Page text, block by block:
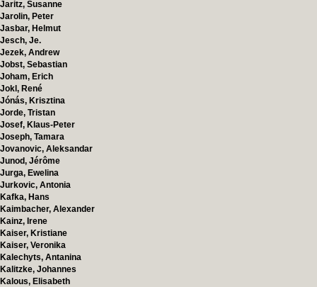
Jaritz, Susanne
Jarolin, Peter
Jasbar, Helmut
Jesch, Je.
Jezek, Andrew
Jobst, Sebastian
Joham, Erich
Jokl, René
Jónás, Krisztina
Jorde, Tristan
Josef, Klaus-Peter
Joseph, Tamara
Jovanovic, Aleksandar
Junod, Jérôme
Jurga, Ewelina
Jurkovic, Antonia
Kafka, Hans
Kaimbacher, Alexander
Kainz, Irene
Kaiser, Kristiane
Kaiser, Veronika
Kalechyts, Antanina
Kalitzke, Johannes
Kalous, Elisabeth